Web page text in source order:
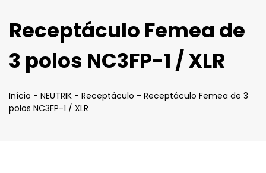
Receptáculo Femea de
3 polos NC3FP-1 / XLR
Início - NEUTRIK - Receptáculo - Receptáculo Femea de 3
polos NC3FP-1 / XLR